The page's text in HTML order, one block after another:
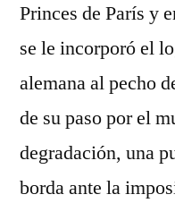
Princes de París y
se le incorporó el
alemana al pecho
de su paso por el
degradación, una
borda ante la